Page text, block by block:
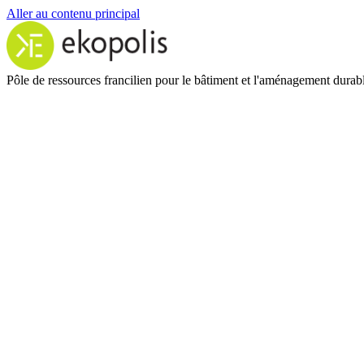
Aller au contenu principal
Pôle de ressources francilien pour le bâtiment et l'aménagement